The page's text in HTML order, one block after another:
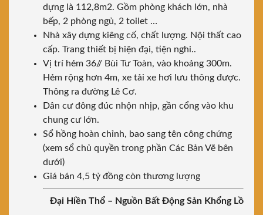
dựng là 112,8m2. Gồm phòng khách lớn, nhà
bếp, 2 phòng ngủ, 2 toilet …
Nhà xây dựng kiêng cố, chất lượng. Nội thất cao
cấp. Trang thiết bị hiện đại, tiện nghi..
Vị trí hẻm 36// Bùi Tư Toàn, vào khoảng 300m.
Hẻm rộng hơn 4m, xe tải xe hơi lưu thông được.
Thông ra đường Lê Cơ.
Dân cư đông đúc nhộn nhịp, gần cổng vào khu
chung cư lớn.
Sổ hồng hoàn chỉnh, bao sang tên công chứng
(xem sổ chủ quyền trong phần Các Bản Vẽ bên
dưới)
Giá bán 4,5 tỷ đồng còn thương lượng
Đại Hiền Thổ – Nguồn Bất Động Sản Khổng Lồ